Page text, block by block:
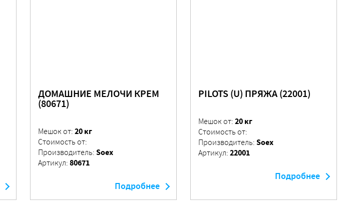
ДОМАШНИЕ МЕЛОЧИ КРЕМ
(80671)
Мешок от: 20 кг
Стоимость от:
Производитель: Soex
Артикул: 80671
Подробнее
PILOTS (U) ПРЯЖА (22001)
Мешок от: 20 кг
Стоимость от:
Производитель: Soex
Артикул: 22001
Подробнее